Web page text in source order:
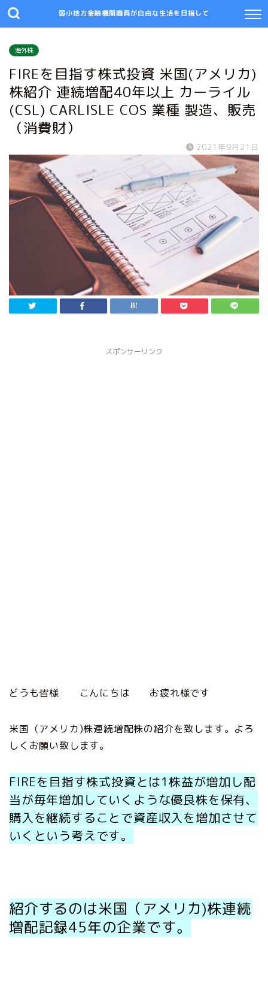
弱小地方金融機関職員が自由な生活を目指して
海外株
FIREを目指す株式投資 米国(アメリカ)
株紹介 連続増配40年以上 カーライル
(CSL) CARLISLE COS 業種 製造、販売
（消費財）
2021年9月21日
スポンサーリンク
どうも皆様 こんにちは お疲れ様です
米国（アメリカ)株連続増配株の紹介を致します。よろ
しくお願い致します。
FIREを目指す株式投資とは1株益が増加し配
当が毎年増加していくような優良株を保有、
購入を継続することで資産収入を増加させて
いくという考えです。
紹介するのは米国（アメリカ)株連続
増配記録45年の企業です。